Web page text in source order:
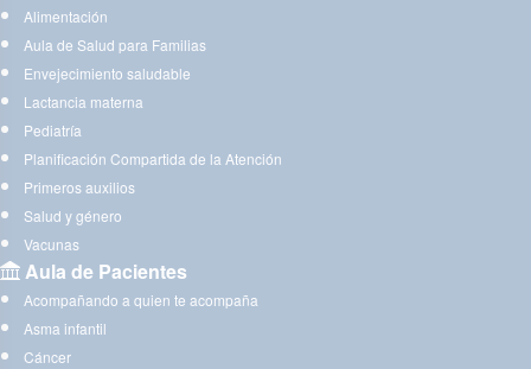
Alimentación
Aula de Salud para Familias
Envejecimiento saludable
Lactancia materna
Pediatría
Planificación Compartida de la Atención
Primeros auxilios
Salud y género
Vacunas
Aula de Pacientes
Acompañando a quien te acompaña
Asma infantil
Cáncer